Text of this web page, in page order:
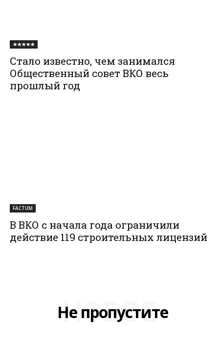
★★★★★
Стало известно, чем занимался
Общественный совет ВКО весь
прошлый год
FACTUM
В ВКО с начала года ограничили
действие 119 строительных лицензий
Не пропустите
НОВОЕ